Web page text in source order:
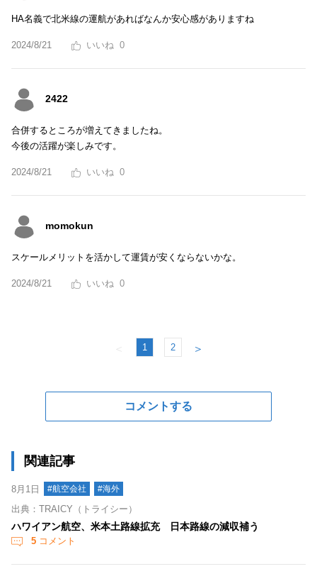
HA名義で北米線の運航があればなんか安心感がありますね
2024/8/21 0
2422
合併するところが増えてきましたね。
今後の活躍が楽しみです。
2024/8/21 0
momokun
スケールメリットを活かして運賃が安くならないかな。
2024/8/21 0
＜ 1 2 ＞
コメントする
関連記事
8月1日 #航空会社 #海外
出典：TRAICY（トライシー）
ハワイアン航空、米本土路線拡充 日本路線の減収補う
5 コメント